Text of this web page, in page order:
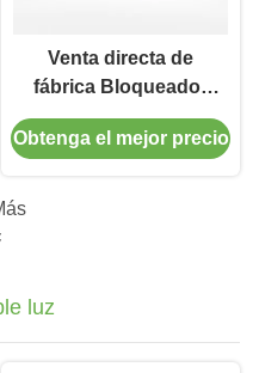
Venta directa de
fábrica Bloqueador
de tubos
endotraqueales de
Obtenga el mejor precio
luz